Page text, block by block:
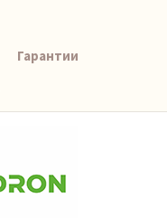
Гарантии